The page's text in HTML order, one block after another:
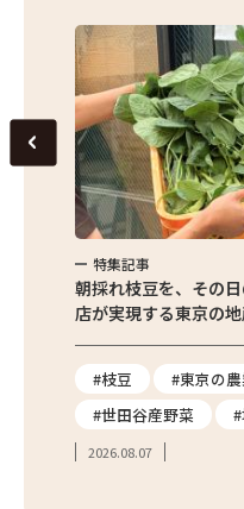
特集記事
農家さんが先生に！
を取材
#東京の農業 #
#学校給食
#東
2026.08.03